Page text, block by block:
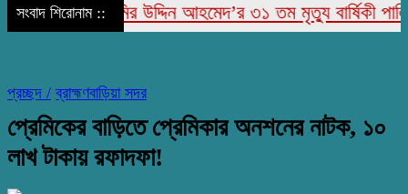
সংবাদ শিরোনাম ::
মরহুম জামির উদ্দিন আহমেদ’র ৩১ তম মৃত্যু বার্ষিকী পালিত
প্রচ্ছদ / ব্রাহ্মণবাড়িয়া সদর
প্রেমিকের বাড়িতে প্রেমিকার অনশনের নাটক, ১০
লাখ টাকায় রফাদফা!